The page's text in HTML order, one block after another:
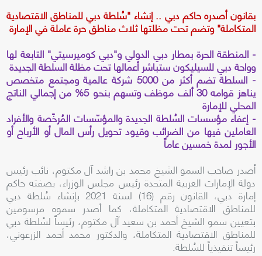
بقانون أصدره حاكم دبي .. إنشاء "سُلطة دبي للمناطق الاقتصادية
المتكاملة" وتضم تحت مظلتها ثلاث مناطق حرة عاملة في الإمارة
- المنطقة الحرة بمطار دبي الدولي و"دبي كوميرسيتي" التابعة لها
وواحة دبي للسيليكون ستباشر أعمالها تحت مظلة السلطة الجديدة
- السلطة تضم أكثر من 5000 شركة عالمية ومجتمع متخصص
يناهز قوامه 30 ألف موظف وتسهم بنحو 5% من إجمالي الناتج
المحلي للإمارة
- إعفاء مؤسسات السُلطة الجديدة والمؤسّسات المُرخّصة والأفراد
العاملين فيها من الضرائب وقيود تحويل رأس المال أو الأرباح أو
الأجور لمدة خمسين عاماً
أصدر صاحب السمو الشيخ محمد بن راشد آل مكتوم، نائب رئيس
دولة الإمارات العربية المتحدة رئيس مجلس الوزراء، بصفته حاكم
إمارة دبي، القانون رقم (16) لسنة 2021 بإنشاء سُلطة دبي
للمناطق الاقتصادية المتكاملة، كما أصدر سموه مرسومين
بتعيين سمو الشيخ أحمد بن سعيد آل مكتوم، رئيساً لسُلطة دبي
للمناطق الاقتصادية المتكاملة، والدكتور محمد أحمد الزرعوني،
رئيساً تنفيذياً للسُلطة.